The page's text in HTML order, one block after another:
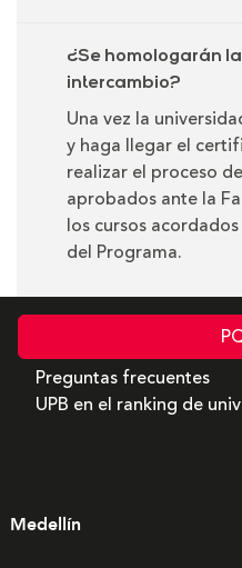
¿Se homologarán
intercambio?
Una vez la
y haga llegar el
realizar el proceso
aprobados ante la
los cursos
del Programa.
Preguntas frecuentes
UPB en el ranking de
Medellín